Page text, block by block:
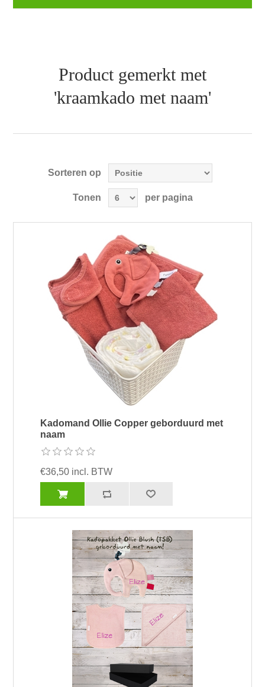
Product gemerkt met
'kraamkado met naam'
Sorteren op
Tonen per pagina
Kadomand Ollie Copper geborduurd met
naam
€36,50 incl. BTW